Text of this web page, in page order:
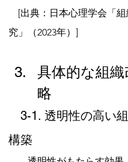
[出典：日本心理学会「組
究」（2023年）]
具体的な組織
略
3-1. 透明性の高い
構築